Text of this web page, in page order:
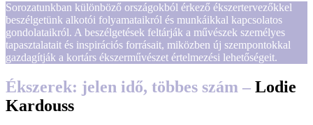
Sorozatunkban különböző országokból érkező ékszertervezőkkel
beszélgetünk alkotói folyamataikról és munkáikkal kapcsolatos
gondolataikról. A beszélgetések feltárják a művészek személyes
tapasztalatait és inspirációs forrásait, miközben új szempontokkal
gazdagítják a kortárs ékszerművészet értelmezési lehetőségeit.
Ékszerek: jelen idő, többes szám – Lodie
Kardouss